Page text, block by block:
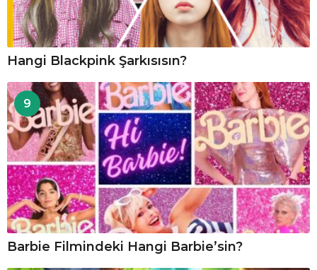
Hangi Blackpink Şarkısısın?
9
Barbie Filmindeki Hangi Barbie’sin?